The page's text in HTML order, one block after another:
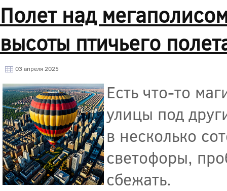
Полет над
высоты птичьего
03 апреля 2025
Есть что-то
улицы под
в несколько
светофоры,
сбежать.